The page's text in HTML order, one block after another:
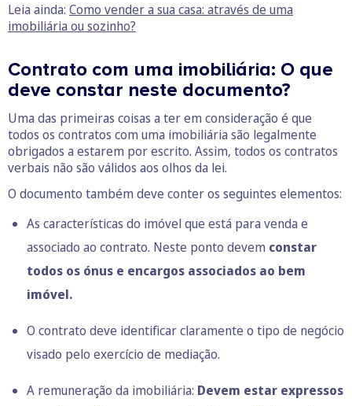
Leia ainda: Como vender a sua casa: através de uma
imobiliária ou sozinho?
Contrato com uma imobiliária: O que
deve constar neste documento?
Uma das primeiras coisas a ter em consideração é que
todos os contratos com uma imobiliária são legalmente
obrigados a estarem por escrito. Assim, todos os contratos
verbais não são válidos aos olhos da lei.
O documento também deve conter os seguintes elementos:
As características do imóvel que está para venda e
associado ao contrato. Neste ponto devem constar
todos os ónus e encargos associados ao bem
imóvel.
O contrato deve identificar claramente o tipo de negócio
visado pelo exercício de mediação.
A remuneração da imobiliária: Devem estar expressos